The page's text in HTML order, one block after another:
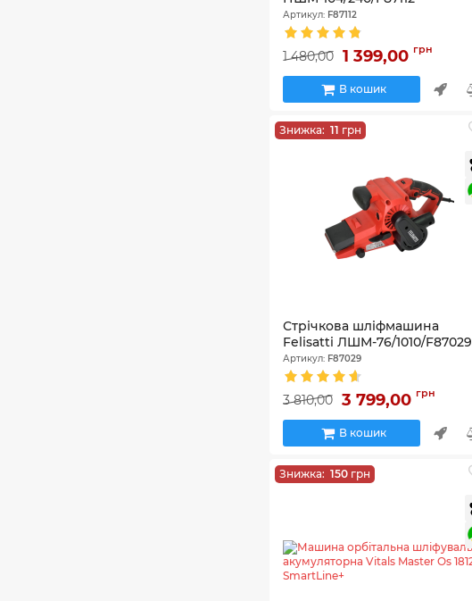
Артикул: F87112
1 480,00 1 399,00 грн
В кошик
Знижка: 11 грн
Стрічкова шліфмашина
Felisatti ЛШМ-76/1010/F87029
Артикул: F87029
3 810,00 3 799,00 грн
В кошик
Знижка: 150 грн